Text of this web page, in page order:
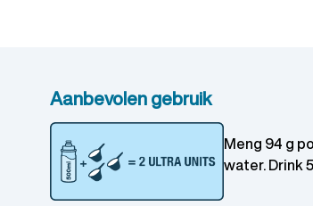
Aanbevolen gebruik
Meng 94 g
water. Drink